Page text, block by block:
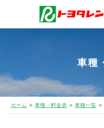
車種
ホーム 車種・料金表 車種一覧